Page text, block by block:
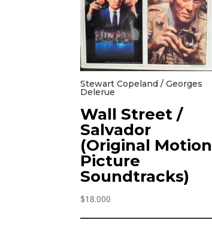
Stewart Copeland / Georges
Delerue
Wall Street /
Salvador
(Original Motion
Picture
Soundtracks)
$18.000